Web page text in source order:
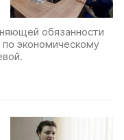
обязанности
по экономическому